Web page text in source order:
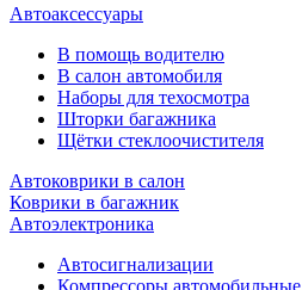
Автоаксессуары
В помощь водителю
В салон автомобиля
Наборы для техосмотра
Шторки багажника
Щётки стеклоочистителя
Автоковрики в салон
Коврики в багажник
Автоэлектроника
Автосигнализации
Компрессоры автомобильные